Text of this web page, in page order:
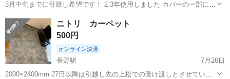
3月中旬までに引渡し希望です！ 2.3年使用しました カバーの一部に毛
玉、ウレタン特有の変色あり お写真ご確認ください！ マットの上にさ
らに薄いマットとカバー、下にもマットをさらに敷いて挟んでベッド
にて使用 使用者体重40キロ
長野 長野市 カーペット/マット/ラグ
ニトリ カーペット
500円
オンライン決済
長野駅
7月26日
2000×2400mm 27日以降は引越し先の上松での受け渡しとさせていた